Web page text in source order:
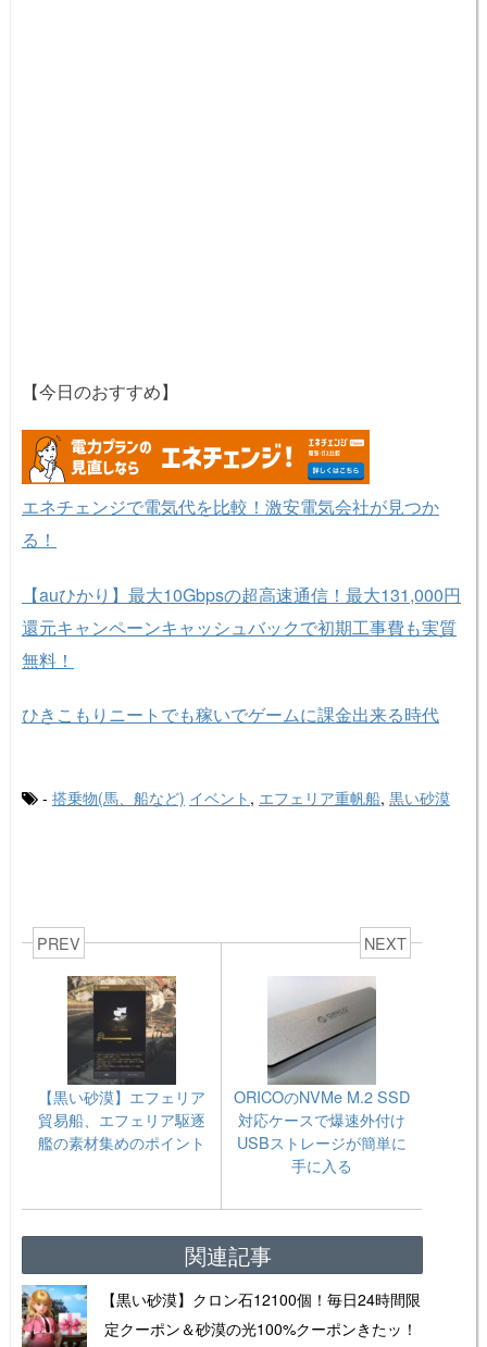
【今日のおすすめ】
エネチェンジで電気代を比較！激安電気会社が見つか
る！
【auひかり】最大10Gbpsの超高速通信！最大131,000円
還元キャンペーンキャッシュバックで初期工事費も実質
無料！
ひきこもりニートでも稼いでゲームに課金出来る時代
- 搭乗物(馬、船など) イベント , エフェリア重帆船, 黒い砂漠
PREV
【黒い砂漠】エフェリア
貿易船、エフェリア駆逐
艦の素材集めのポイント
NEXT
ORICOのNVMe M.2 SSD
対応ケースで爆速外付け
USBストレージが簡単に
手に入る
関連記事
【黒い砂漠】クロン石12100個！毎日24時間限
定クーポン＆砂漠の光100%クーポンきたッ！